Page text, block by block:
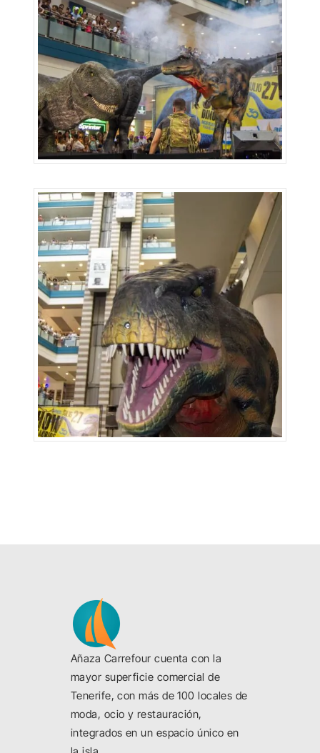
Añaza Carrefour cuenta con la
mayor superficie comercial de
Tenerife, con más de 100 locales de
moda, ocio y restauración,
integrados en un espacio único en